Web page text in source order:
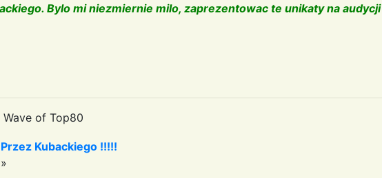
Bylo mi niezmiernie milo, zaprezentowac te unikaty na audycji
Wave of Top80
Kubackiego !!!!!